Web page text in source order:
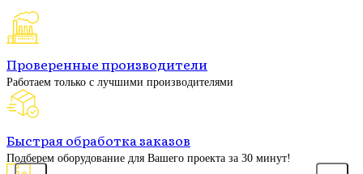
Проверенные производители
Работаем только с лучшими производителями
Быстрая обработка заказов
Подберем оборудование для Вашего проекта за 30 минут!